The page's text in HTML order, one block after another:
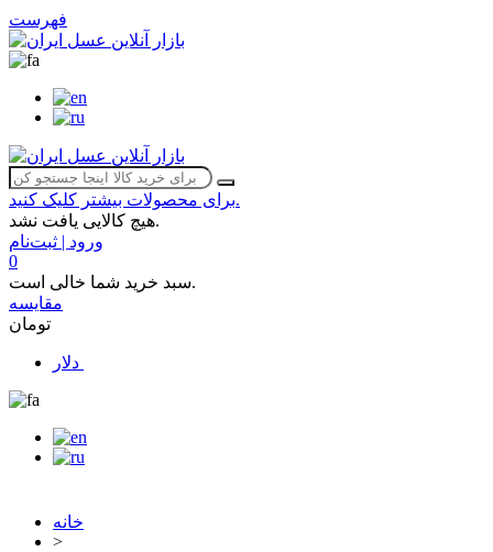
فهرست
برای محصولات بیشتر کلیک کنید.
هیچ کالایی یافت نشد.
ورود | ثبت‌نام
0
سبد خرید شما خالی است.
مقایسه
خانه
>